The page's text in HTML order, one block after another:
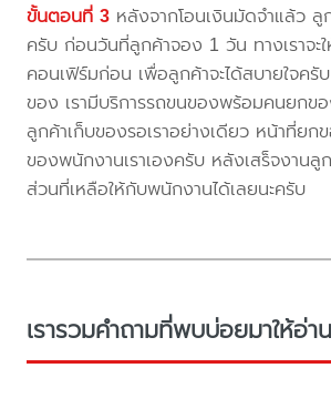
ขั้นตอนที่ 3 หลังจากโอนเงินมัดจำแล้ว
ครับ ก่อนวันที่ลูกค้าจอง 1 วัน ทางเราจะ
คอนเฟิร์มก่อน เพื่อลูกค้าจะได้สบายใจค
ของ เรามีบริการรถขนของพร้อมคนยก
ลูกค้าเก็บของรอเราอย่างเดียว หน้าที่ยก
ของพนักงานเราเองครับ หลังเสร็จงานลูก
ส่วนที่เหลือให้กับพนักงานได้เลยนะครับ
เรารวมคำถามที่พบบ่อยมาให้อ่า